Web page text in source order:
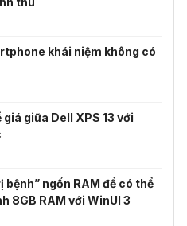
khái niệm không có
giữa Dell XPS 13 với
ngốn RAM để có thể
8GB RAM với WinUI 3